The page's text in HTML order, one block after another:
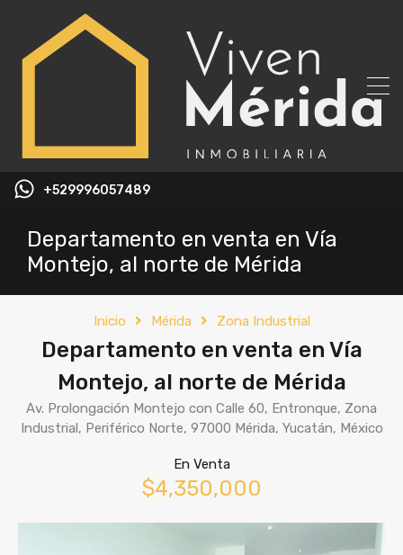
+529996057489
Departamento en venta en Vía
Montejo, al norte de Mérida
Inicio Mérida Zona Industrial
Departamento en venta en Vía
Montejo, al norte de Mérida
Av. Prolongación Montejo con Calle 60, Entronque, Zona
Industrial, Periférico Norte, 97000 Mérida, Yucatán, México
En Venta
$4,350,000